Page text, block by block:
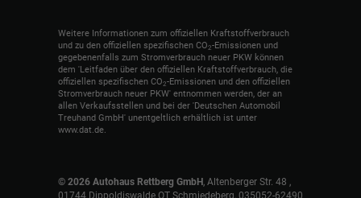
Weitere Informationen zum offiziellen Kraftstoffverbrauch
und zu den offiziellen spezifischen CO2-Emissionen und
gegebenenfalls zum Stromverbrauch neuer PKW können
dem 'Leitfaden über den offiziellen Kraftstoffverbrauch, die
offiziellen spezifischen CO2-Emissionen und den offiziellen
Stromverbrauch neuer PKW' entnommen werden, der an
allen Verkaufsstellen und bei der 'Deutschen Automobil
Treuhand GmbH' unentgeltlich erhältlich ist unter
www.dat.de.
© 2026 Autohaus Rettberg GmbH Altenberger Str. 48
01744 Dippoldiswalde OT Schmiedeberg, 035052-62490